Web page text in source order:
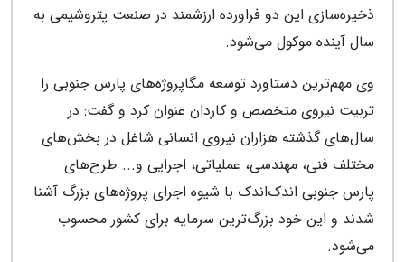
ذخیره‌سازی این دو فراورده ارزشمند در صنعت پتروشیمی به
سال آینده موکول می‌شود.
وی مهم‌ترین دستاورد توسعه مگاپروژه‌های پارس جنوبی را
تربیت نیروی متخصص و کاردان عنوان کرد و گفت: در
سال‌های گذشته هزاران نیروی انسانی شاغل در بخش‌های
مختلف فنی، مهندسی، عملیاتی، اجرایی و... طرح‌های
پارس جنوبی اندک‌اندک با شیوه اجرای پروژه‌های بزرگ آشنا
شدند و این خود بزرگ‌ترین سرمایه برای کشور محسوب
می‌شود.